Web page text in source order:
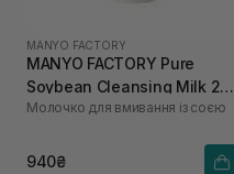
MANYO FACTORY
MANYO FACTORY Pure
Soybean Cleansing Milk 200
мл
Молочко для вмивання із соєю
940₴